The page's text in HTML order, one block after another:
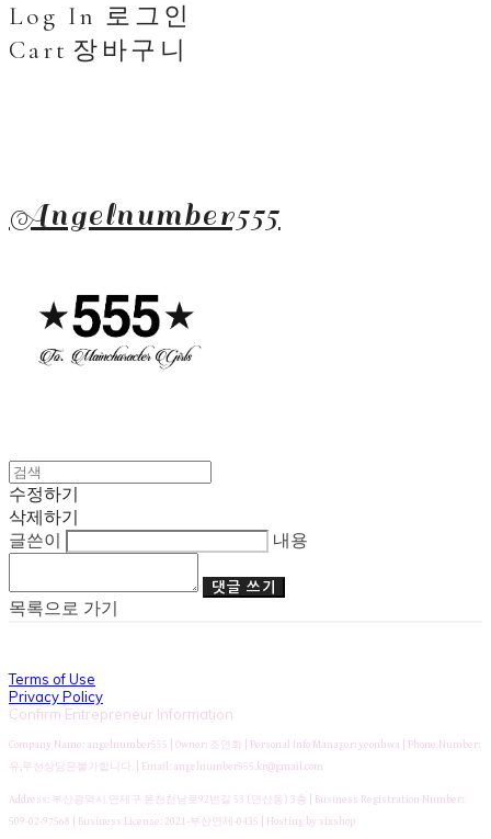
Log In 로그인
Cart 장바구니
Angelnumber555
수정하기
삭제하기
글쓴이
내용
댓글 쓰기
목록으로 가기
Terms of Use
Privacy Policy
Confirm Entrepreneur Information
Company Name: angelnumber555 | Owner: 조연화 | Personal Info Manager: yeonhwa | Phone Number:
유,무선상담은불가합니다. | Email: angelnumber555.kr@gmail.com
Address: 부산광역시 연제구 온천천남로92번길 53 (연산동) 3층 | Business Registration Number:
509-02-97568 | Business License:2021-부산연제-0435 | Hosting by sixshop